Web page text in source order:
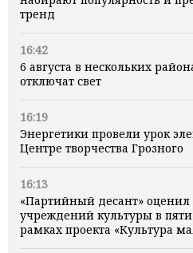
тренд
16:42
6 августа в нескольких
отключат свет
16:19
Энергетики провели урок
Центре творчества Грозного
16:13
«Партийный десант» оценил
учреждений культуры в
рамках проекта «Культура